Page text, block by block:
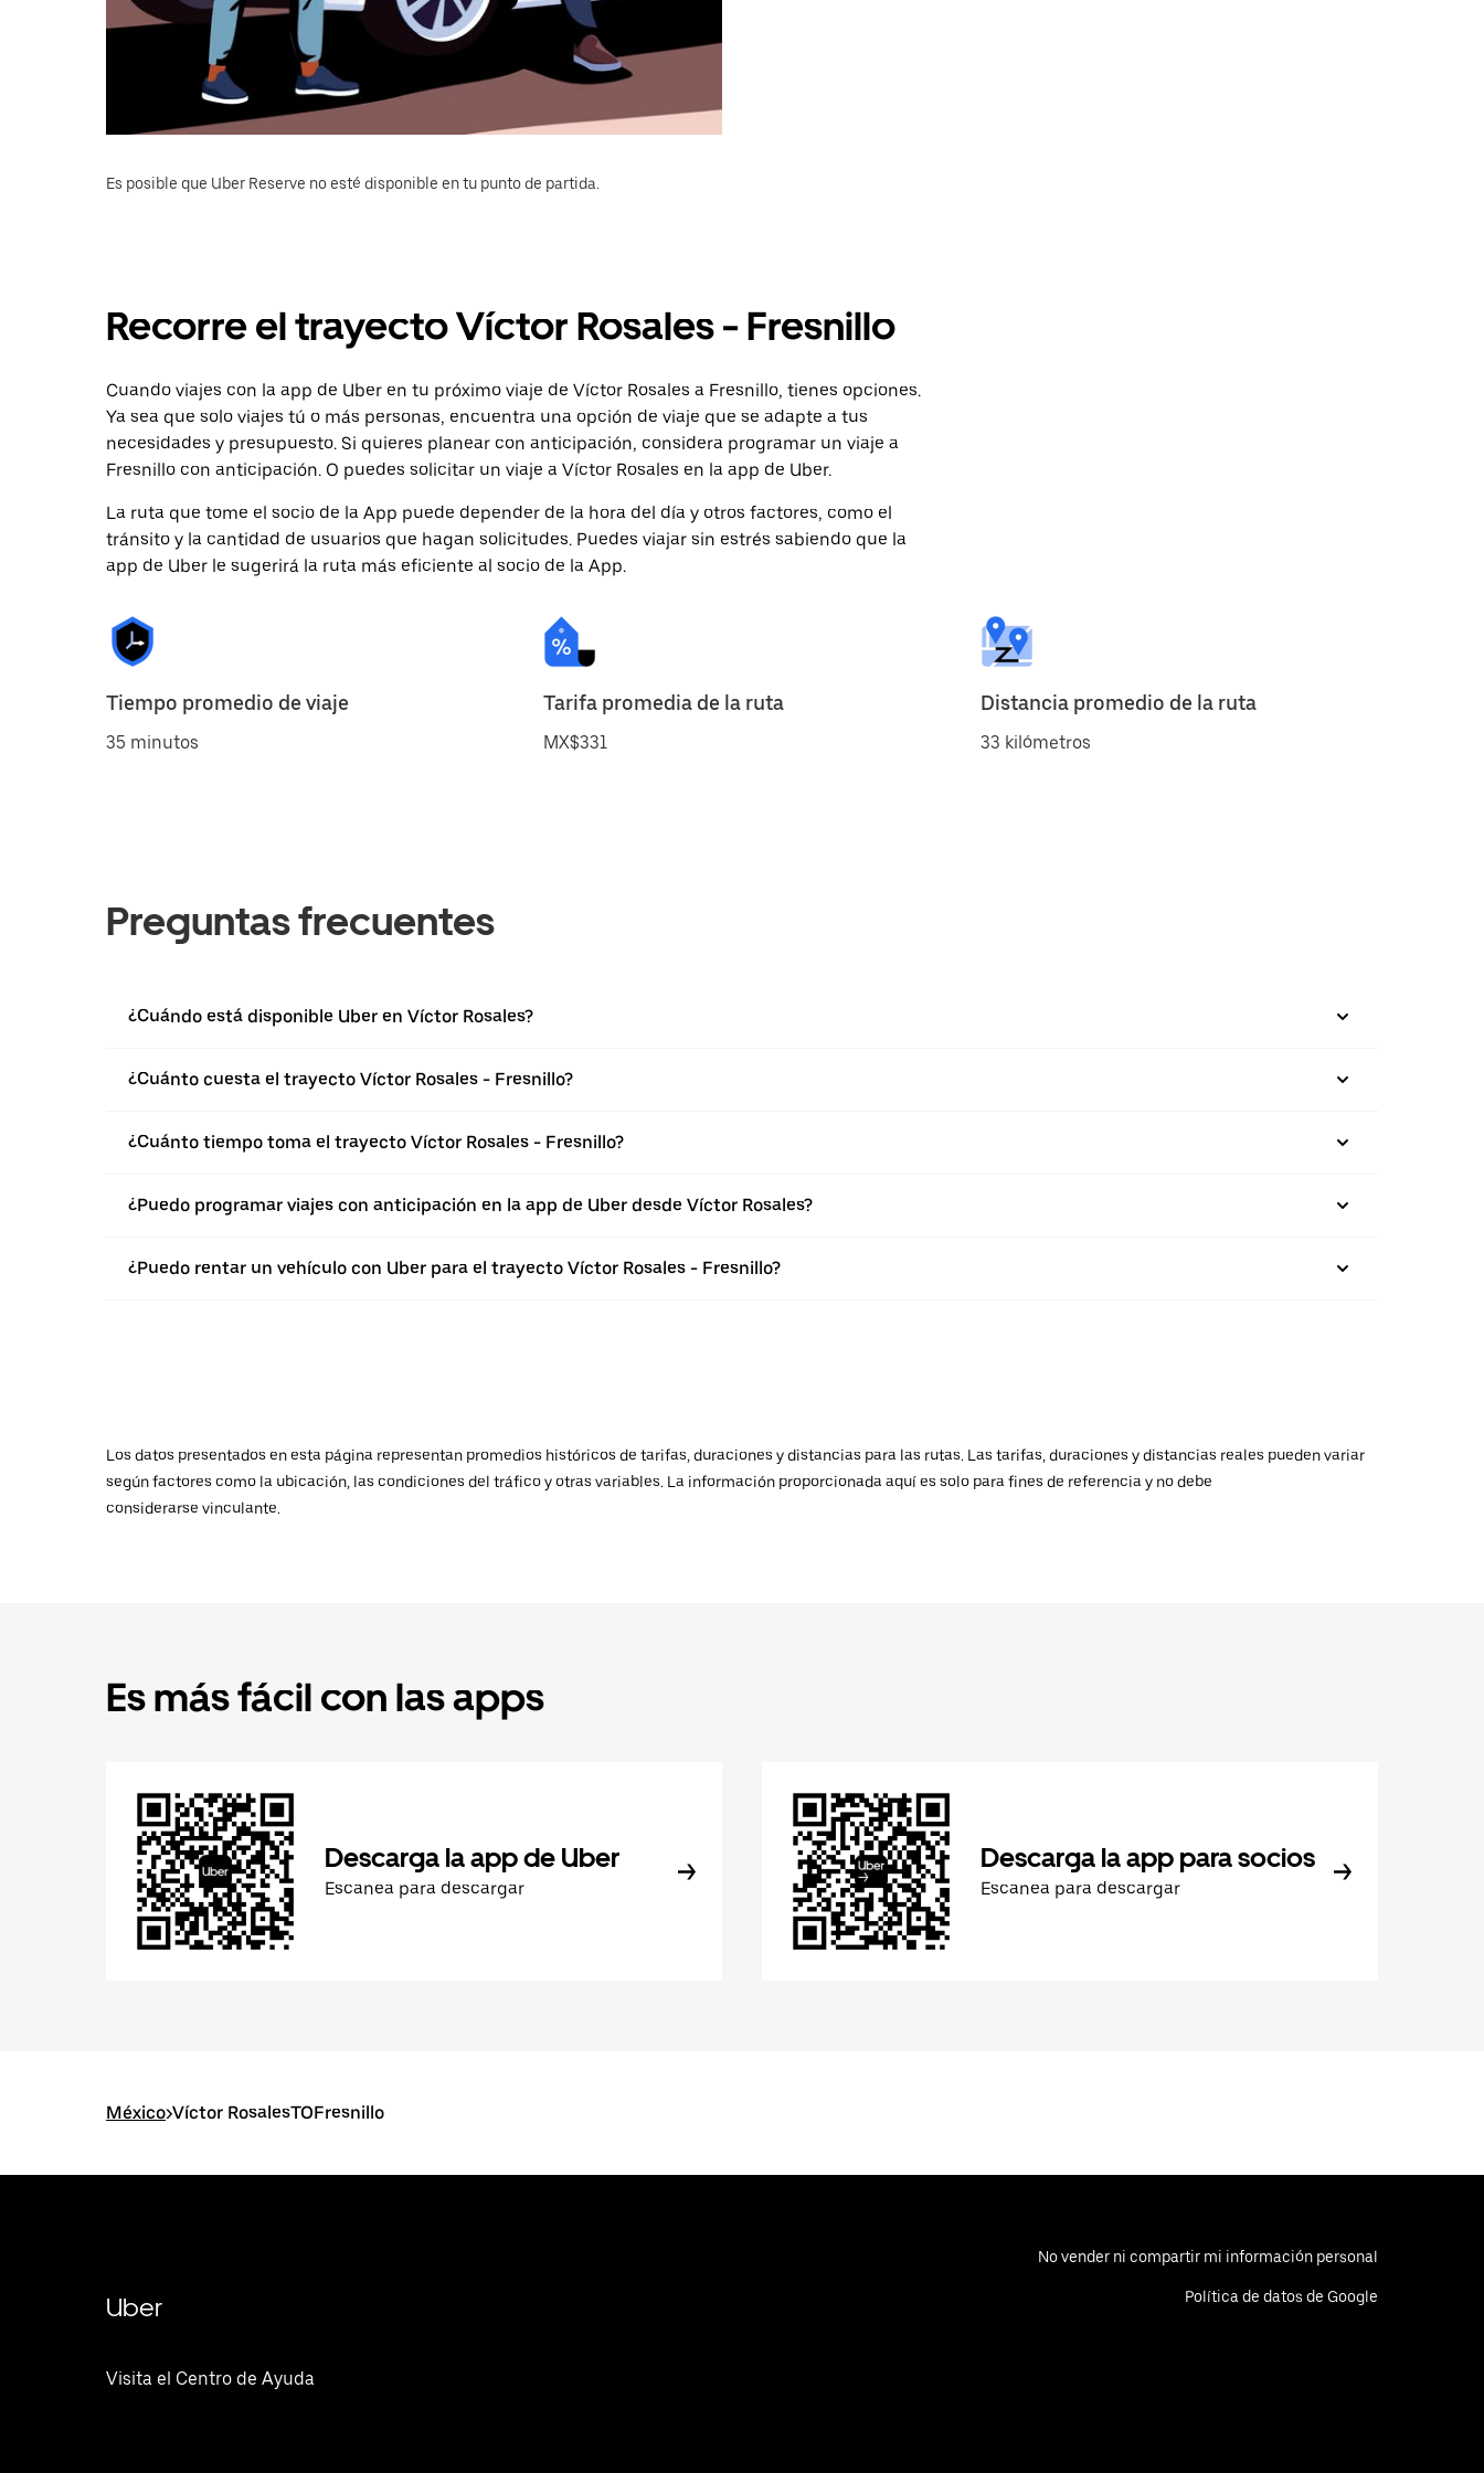
Es posible que Uber Reserve no esté disponible en tu punto de partida.
Recorre el trayecto Víctor Rosales - Fresnillo
Cuando viajes con la app de Uber en tu próximo viaje de Víctor Rosales a Fresnillo, tienes opciones.
Ya sea que solo viajes tú o más personas, encuentra una opción de viaje que se adapte a tus
necesidades y presupuesto. Si quieres planear con anticipación, considera programar un viaje a
Fresnillo con anticipación. O puedes solicitar un viaje a Víctor Rosales en la app de Uber.
La ruta que tome el socio de la App puede depender de la hora del día y otros factores, como el
tránsito y la cantidad de usuarios que hagan solicitudes. Puedes viajar sin estrés sabiendo que la
app de Uber le sugerirá la ruta más eficiente al socio de la App.
Tiempo promedio de viaje
35 minutos
Tarifa promedia de la ruta
MX$331
Distancia promedio de la ruta
33 kilómetros
Preguntas frecuentes
¿Cuándo está disponible Uber en Víctor Rosales?
¿Cuánto cuesta el trayecto Víctor Rosales - Fresnillo?
¿Cuánto tiempo toma el trayecto Víctor Rosales - Fresnillo?
¿Puedo programar viajes con anticipación en la app de Uber desde Víctor Rosales?
¿Puedo rentar un vehículo con Uber para el trayecto Víctor Rosales - Fresnillo?
Los datos presentados en esta página representan promedios históricos de tarifas, duraciones y distancias para las rutas. Las tarifas, duraciones y distancias reales pueden variar
según factores como la ubicación, las condiciones del tráfico y otras variables. La información proporcionada aquí es solo para fines de referencia y no debe
considerarse vinculante.
Es más fácil con las apps
Descarga la app de Uber
Escanea para descargar
Descarga la app para socios
Escanea para descargar
México>Víctor RosalesTOFresnillo
Uber
Visita el Centro de Ayuda
No vender ni compartir mi información personal
Política de datos de Google